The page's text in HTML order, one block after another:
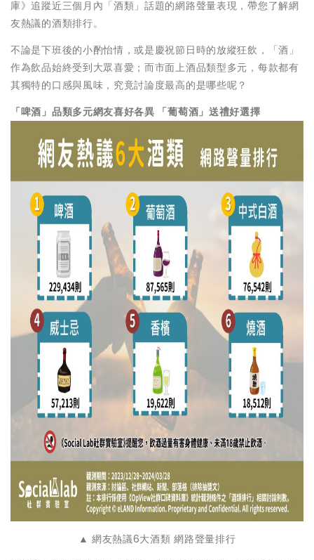
庫》追蹤近三個月內「酒類」話題的網路聲量表現，帶您了解網
友熱議的酒類排行。
不論是下班後的小酌怡情，或是慶祝節日時的放縱狂飲，「酒」
作為飲品始終受到大眾喜愛；而市面上酒品類型多元，每款都有
其獨特的口感與風味，究竟討論度最高的是哪些呢？
「啤酒」品類多元網友喜好各異 「葡萄酒」送禮好選擇
▲ 網友熱議6大酒類 網路聲量排行